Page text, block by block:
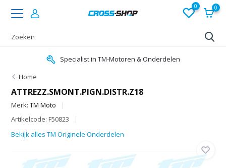
0 0
Specialist in TM-Motoren & Onderdelen
Home
ATTREZZ.SMONT.PIGN.DISTR.Z18
Merk:TM Moto
Artikelcode: F50823
Bekijk alles TM Originele Onderdelen